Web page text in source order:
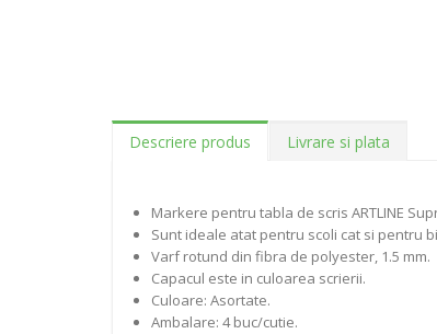
Descriere produs Livrare si plata
Markere pentru tabla de scris ARTLINE
Sunt ideale atat pentru scoli cat si pentru
Varf rotund din fibra de polyester, 1.5 mm.
Capacul este in culoarea scrierii.
Culoare: Asortate.
Ambalare: 4 buc/cutie.